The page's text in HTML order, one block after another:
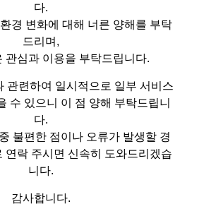
다.
경 변화에 대해 너른 양해를 부탁
드리며,
관심과 이용을 부탁드립니다.
관련하여 일시적으로 일부 서비스
수 있으니 이 점 양해 부탁드립니
다.
불편한 점이나 오류가 발생할 경
연락 주시면 신속히 도와드리겠습
니다.
감사합니다.